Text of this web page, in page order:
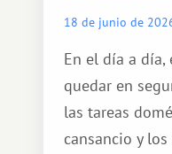
18 de junio de
En el día a día,
quedar en
las tareas
cansancio y